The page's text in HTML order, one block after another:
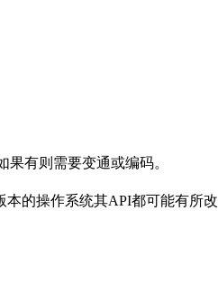
果有则需要变通或编码。
的操作系统其API都可能有所